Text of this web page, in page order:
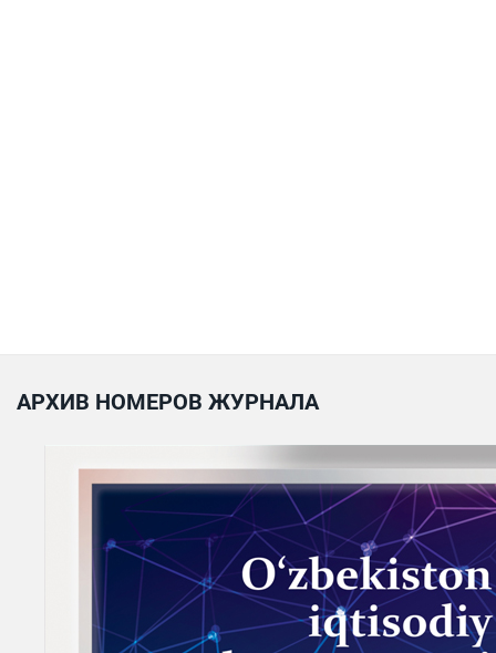
АРХИВ НОМЕРОВ ЖУРНАЛА